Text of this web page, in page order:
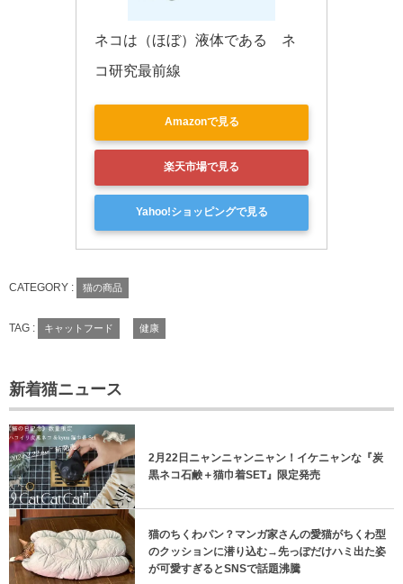
ネコは（ほぼ）液体である　ネ
コ研究最前線
Amazonで見る
楽天市場で見る
Yahoo!ショッピングで見る
CATEGORY : 猫の商品
TAG : キャットフード 健康
新着猫ニュース
2月22日ニャンニャンニャン！イケニャンな『炭
黒ネコ石鹸＋猫巾着SET』限定発売
猫のちくわパン？マンガ家さんの愛猫がちくわ型
のクッションに潜り込む→先っぽだけハミ出た姿
が可愛すぎるとSNSで話題沸騰